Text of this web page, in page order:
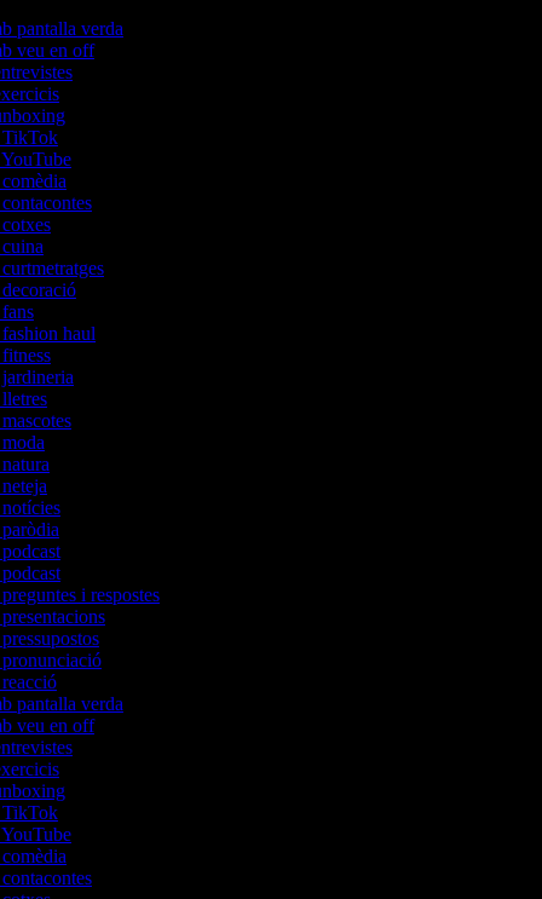
pantalla verda
veu en off
TikTok
haul
jardineria
notícies
i respostes
pronunciació
pantalla verda
veu en off
TikTok